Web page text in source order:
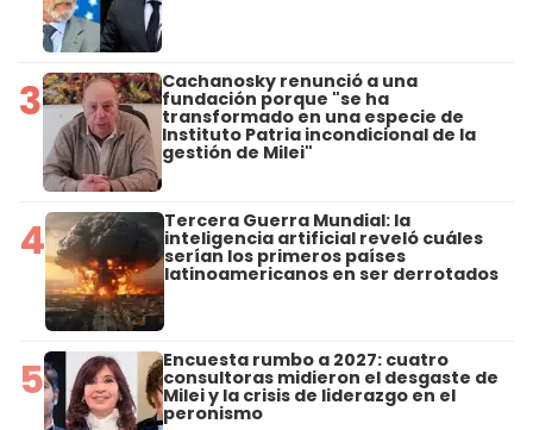
3 Cachanosky renunció a una
fundación porque "se ha
transformado en una especie de
Instituto Patria incondicional de la
gestión de Milei"
4 Tercera Guerra Mundial: la
inteligencia artificial reveló cuáles
serían los primeros países
latinoamericanos en ser derrotados
5 Encuesta rumbo a 2027: cuatro
consultoras midieron el desgaste de
Milei y la crisis de liderazgo en el
peronismo